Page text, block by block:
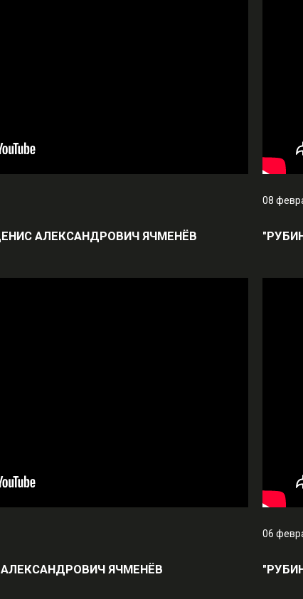
АЛЕКСАНДРОВИЧ ЯЧМЕНЁВ
08
ЯЧМЕНЁВ
06